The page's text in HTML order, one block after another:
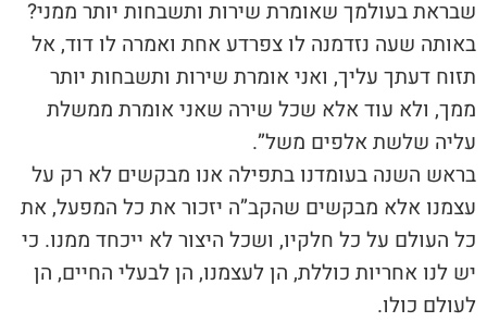
שבראת בעולמך שאומרת שירות ותשבחות יותר ממני?
באותה שעה נזדמנה לו צפרדע אחת ואמרה לו דוד, אל
תזוח דעתך עליך, ואני אומרת שירות ותשבחות יותר
ממך, ולא עוד אלא שכל שירה שאני אומרת ממשלת
עליה שלשת אלפים משל”.
בראש השנה בעומדנו בתפילה אנו מבקשים לא רק על
עצמנו אלא מבקשים שהקב”ה יזכור את כל המפעל, את
כל העולם על כל חלקיו, ושכל היצור לא ייכחד ממנו. כי
יש לנו אחריות כוללת, הן לעצמנו, הן לבעלי החיים, הן
לעולם כולו.